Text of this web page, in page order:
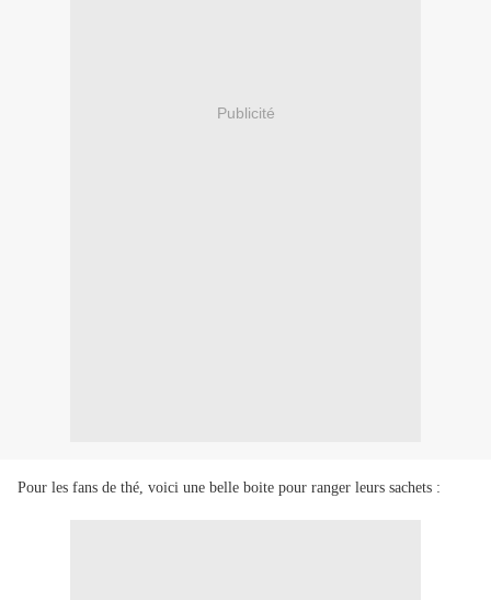
Publicité
Pour les fans de thé, voici une belle boite pour ranger leurs sachets :